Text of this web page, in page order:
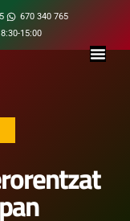
670 340 765
15:00